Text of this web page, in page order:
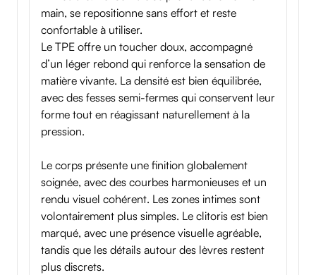
main, se repositionne sans effort et reste
confortable à utiliser.
Le TPE offre un toucher doux, accompagné
d’un léger rebond qui renforce la sensation de
matière vivante. La densité est bien équilibrée,
avec des fesses semi-fermes qui conservent leur
forme tout en réagissant naturellement à la
pression.
Le corps présente une finition globalement
soignée, avec des courbes harmonieuses et un
rendu visuel cohérent. Les zones intimes sont
volontairement plus simples. Le clitoris est bien
marqué, avec une présence visuelle agréable,
tandis que les détails autour des lèvres restent
plus discrets.